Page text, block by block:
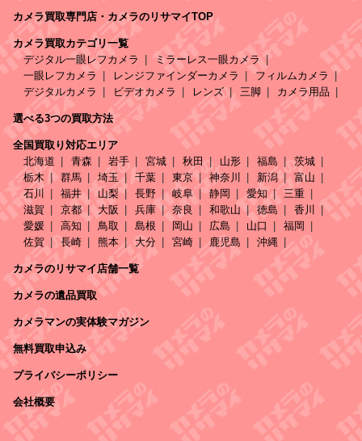
カメラ買取専門店・カメラのリサマイTOP
カメラ買取カテゴリ一覧
デジタル一眼レフカメラ
ミラーレス一眼カメラ
一眼レフカメラ
レンジファインダーカメラ
フィルムカメラ
デジタルカメラ
ビデオカメラ レンズ 三脚 カメラ用品
選べる3つの買取方法
全国買取り対応エリア
北海道
青森 岩手 宮城 秋田 山形 福島
茨城
栃木
群馬 埼玉 千葉 東京 神奈川 新潟
富山
石川
福井 山梨 長野 岐阜 静岡 愛知
三重
滋賀
京都 大阪 兵庫 奈良 和歌山 徳島
香川
愛媛
高知 鳥取 島根 岡山 広島 山口
福岡
佐賀
長崎 熊本 大分 宮崎 鹿児島 沖縄
カメラのリサマイ店舗一覧
カメラの遺品買取
カメラマンの実体験マガジン
無料買取申込み
プライバシーポリシー
会社概要